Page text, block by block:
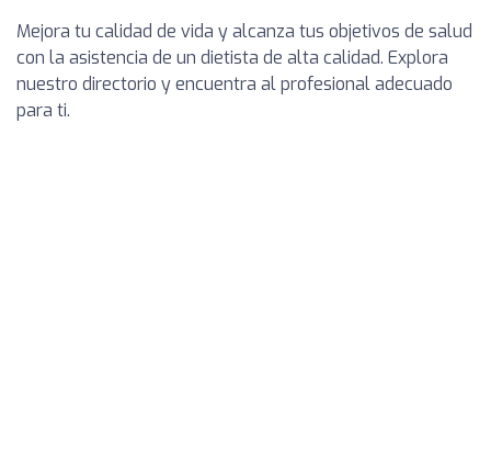
Mejora tu calidad de vida y alcanza tus objetivos de salud
con la asistencia de un dietista de alta calidad. Explora
nuestro directorio y encuentra al profesional adecuado
para ti.